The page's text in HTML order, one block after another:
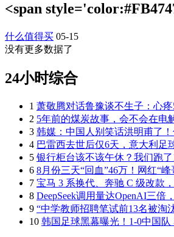
<span
什么值得买 05-15
没有更多数据了
24小时综合
1 萧敬腾对话鲁豫谈不生子：心
2 5年前的煤炭故事，会不会在电
3 韩媒：中国人别笑话洪明甫了
4 巴雷西去世后仅6天，意大利足
5 银行柜台该不该午休？我们跑
6 8月份三天“回血”46万！网红“
7 宝马 3 系换代、奔驰 C 级改款
8 DeepSeek调用量达OpenAI三倍
9 “中学教师招聘笔试前13名被淘
10 韩国足球黑幕曝光！1-0中国